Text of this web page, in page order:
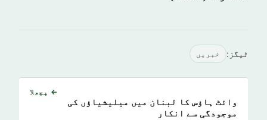
ٹیگز: خبريں
← پچھلا
وائٹ ہاؤس کا لبنان میں میلیشیاؤں کی
موجودگی سے انکار